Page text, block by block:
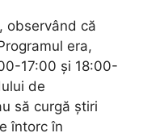
, observând că
era,
17:00 și 18:00-
de
să curgă știri
întorc în